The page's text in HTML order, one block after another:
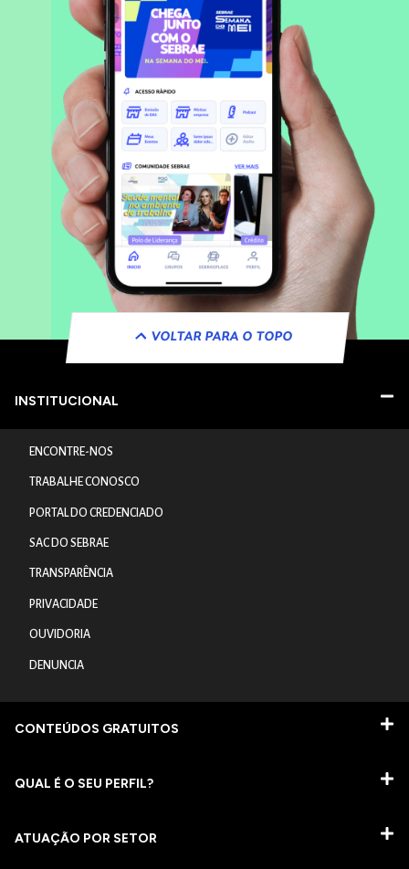
VOLTAR PARA O TOPO
INSTITUCIONAL
ENCONTRE-NOS
TRABALHE CONOSCO
PORTAL DO CREDENCIADO
SAC DO SEBRAE
TRANSPARÊNCIA
PRIVACIDADE
OUVIDORIA
DENUNCIA
CONTEÚDOS GRATUITOS
QUAL É O SEU PERFIL?
ATUAÇÃO POR SETOR